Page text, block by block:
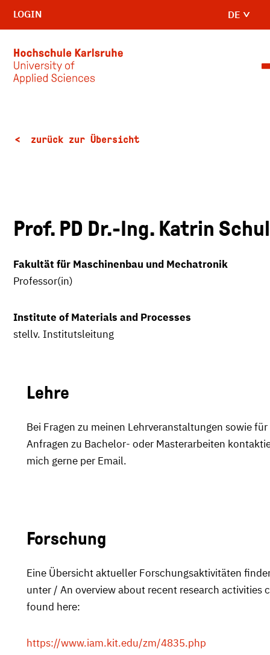
DE
LOGIN
zurück zur Übersicht
Prof. PD Dr.-Ing. Katrin
Fakultät für Maschinenbau und Mechatronik
Professor(in)
Institute of Materials and Processes
stellv. Institutsleitung
Lehre
Bei Fragen zu meinen Lehrveranstaltungen sowie für
Anfragen zu Bachelor- oder Masterarbeiten
mich gerne per Email.
Forschung
Eine Übersicht aktueller Forschungsaktivitäten
unter / An overview about recent research activities
found here:
https://www.iam.kit.edu/zm/4835.php